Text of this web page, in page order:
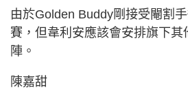
由於Golden Buddy剛接受閹割
賽，但韋利安應該會安排旗下其
陣。
陳嘉甜